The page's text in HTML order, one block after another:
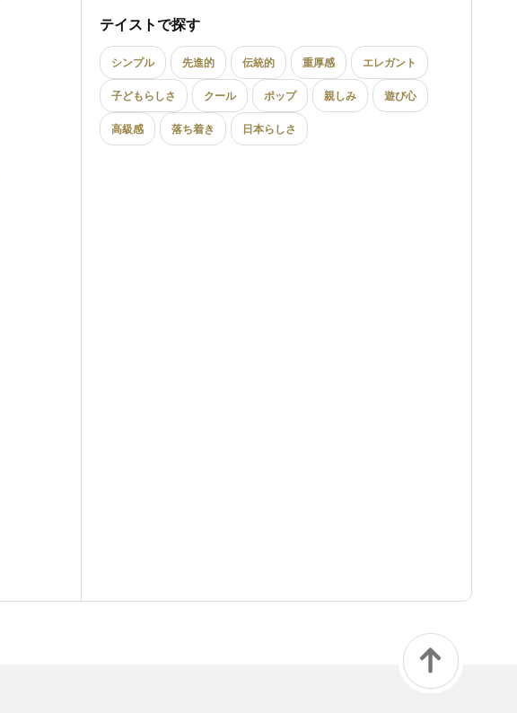
テイストで探す
シンプル 先進的 伝統的 重厚感 エレガント
子どもらしさ クール ポップ 親しみ 遊び心
高級感 落ち着き 日本らしさ